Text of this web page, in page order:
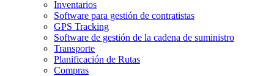
Inventarios
Software para gestión de contratistas
GPS Tracking
Software de gestión de la cadena de suministro
Transporte
Planificación de Rutas
Compras